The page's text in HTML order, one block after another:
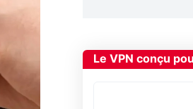
Le VPN conçu